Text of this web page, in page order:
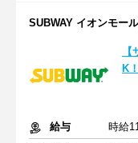
SUBWAY イオンモー
K
給与